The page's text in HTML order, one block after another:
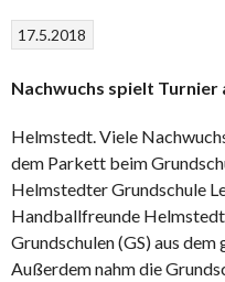
17.5.2018
Nachwuchs spielt Turnier
Helmstedt. Viele
dem Parkett beim
Helmstedter Grundschule
Handballfreunde
Grundschulen (GS) aus
Außerdem nahm die